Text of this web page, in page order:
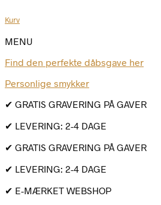
Kurv
MENU
Find den perfekte dåbsgave her
Personlige smykker
✔ GRATIS GRAVERING PÅ GAVER
✔ LEVERING: 2-4 DAGE
✔ GRATIS GRAVERING PÅ GAVER
✔ LEVERING: 2-4 DAGE
✔ E-MÆRKET WEBSHOP